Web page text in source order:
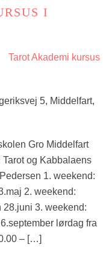
I
Tarot Akademi kursus
5, Middelfart,
Gro Middelfart
og Kabbalaens
1. weekend:
2. weekend:
28.juni 3. weekend:
lørdag fra
– […]